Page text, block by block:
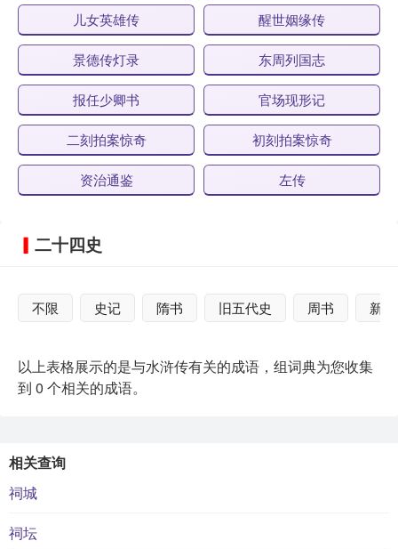
儿女英雄传 醒世姻缘传
景德传灯录 东周列国志
报任少卿书 官场现形记
二刻拍案惊奇 初刻拍案惊奇
资治通鉴 左传
二十四史
不限 史记 隋书 旧五代史 周书 新
以上表格展示的是与水浒传有关的成语，组词典为您收集
到 0 个相关的成语。
相关查询
祠城
祠坛